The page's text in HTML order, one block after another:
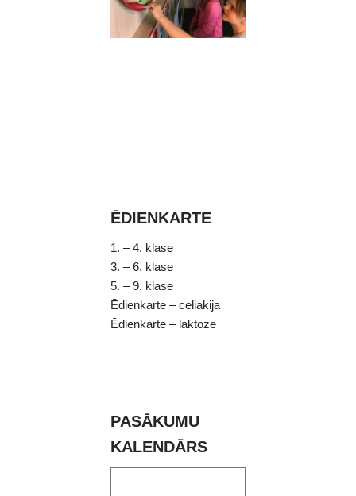
ĒDIENKARTE
1. – 4. klase
3. – 6. klase
5. – 9. klase
Ēdienkarte – celiakija
Ēdienkarte – laktoze
PASĀKUMU
KALENDĀRS